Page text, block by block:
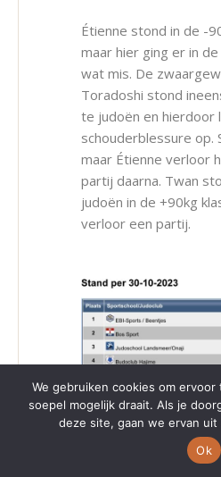
Étienne stond in de -
maar hier ging er in
wat mis. De
Toradoshi stond
te judoën en hierdoor
schouderblessure op.
maar Étienne verloor
partij daarna. Twan
judoën in de +90kg
verloor een partij.
Als team hebben we
gedaan, beide
We gebruiken cookies om
soepel mogelijk draait. Als je
deze site, gaan we ervan
Ok